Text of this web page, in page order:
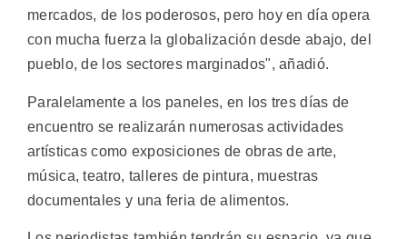
mercados, de los poderosos, pero hoy en día opera
con mucha fuerza la globalización desde abajo, del
pueblo, de los sectores marginados", añadió.
Paralelamente a los paneles, en los tres días de
encuentro se realizarán numerosas actividades
artísticas como exposiciones de obras de arte,
música, teatro, talleres de pintura, muestras
documentales y una feria de alimentos.